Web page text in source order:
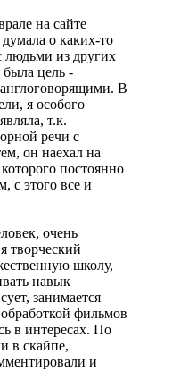
на сайте
о каких-то
людьми из других
была цель -
В
я особого
т.к.
речи с
он наехал на
постоянно
с этого все и
очень
творческий
школу,
навык
занимается
фильмов
в интересах. По
в скайпе,
и